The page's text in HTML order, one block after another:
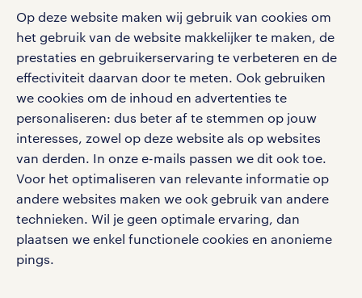
Op deze website maken wij gebruik van cookies om
het gebruik van de website makkelijker te maken, de
prestaties en gebruikerservaring te verbeteren en de
effectiviteit daarvan door te meten. Ook gebruiken
we cookies om de inhoud en advertenties te
personaliseren: dus beter af te stemmen op jouw
interesses, zowel op deze website als op websites
van derden. In onze e-mails passen we dit ook toe.
Voor het optimaliseren van relevante informatie op
andere websites maken we ook gebruik van andere
technieken. Wil je geen optimale ervaring, dan
plaatsen we enkel functionele cookies en anonieme
pings.
Volg ons voor de leukste content omtrent
vacatures, solliciteren en inspiratie.
werken bij randstad
gebruikersvoorwaarden
privacystatement
cookies
disclaimer
sitemap